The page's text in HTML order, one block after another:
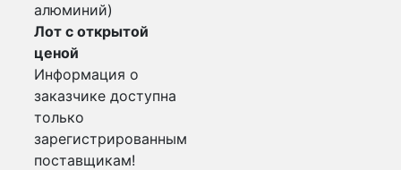
алюминий)
Лот с открытой
ценой
Информация о
заказчике доступна
только
зарегистрированным
поставщикам!